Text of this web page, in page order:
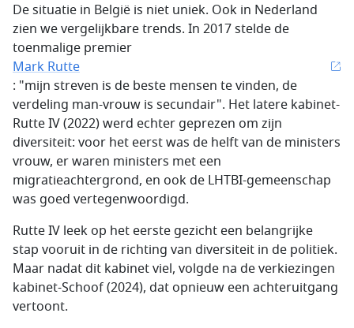
De situatie in België is niet uniek. Ook in Nederland
zien we vergelijkbare trends. In 2017 stelde de
toenmalige premier
Mark Rutte
: "mijn streven is de beste mensen te vinden, de
verdeling man-vrouw is secundair". Het latere kabinet-
Rutte IV (2022) werd echter geprezen om zijn
diversiteit: voor het eerst was de helft van de ministers
vrouw, er waren ministers met een
migratieachtergrond, en ook de LHTBI-gemeenschap
was goed vertegenwoordigd.
Rutte IV leek op het eerste gezicht een belangrijke
stap vooruit in de richting van diversiteit in de politiek.
Maar nadat dit kabinet viel, volgde na de verkiezingen
kabinet-Schoof (2024), dat opnieuw een achteruitgang
vertoont.